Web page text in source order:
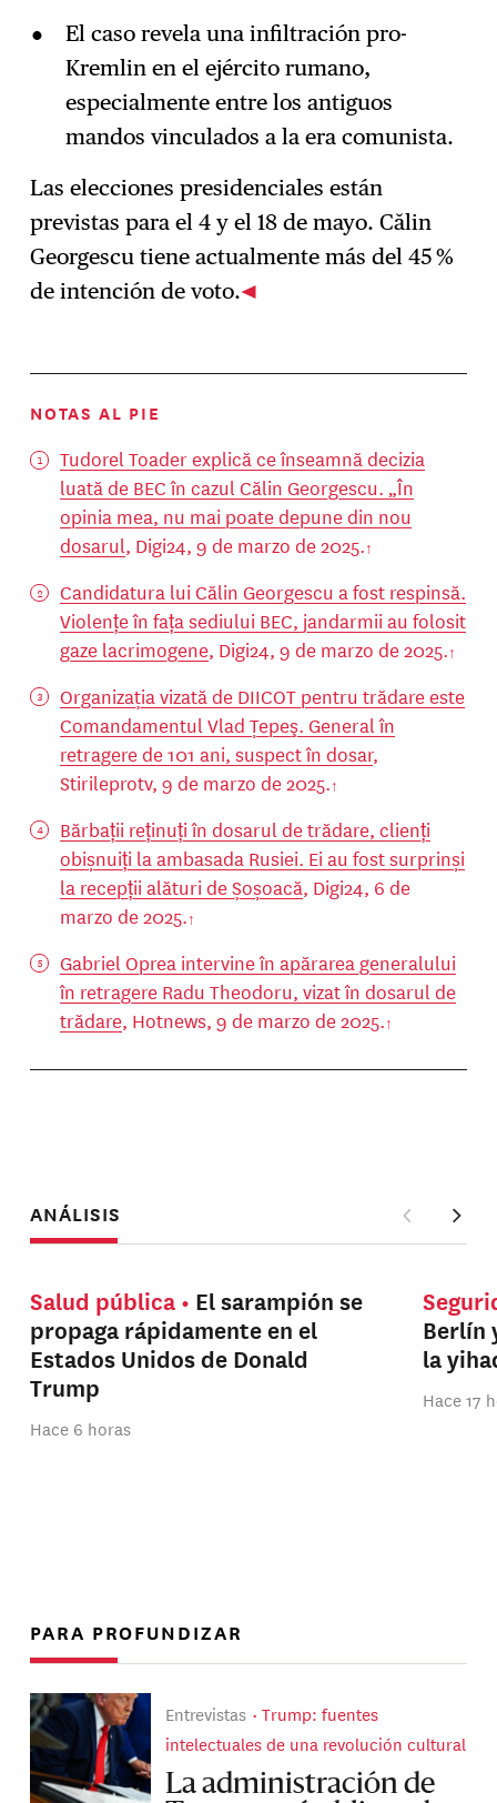
El caso revela una infiltración pro-
Kremlin en el ejército rumano,
especialmente entre los antiguos
mandos vinculados a la era comunista.
Las elecciones presidenciales están
previstas para el 4 y el 18 de mayo. Călin
Georgescu tiene actualmente más del 45 %
de intención de voto.
NOTAS AL PIE
Tudorel Toader explică ce înseamnă decizia
luată de BEC în cazul Călin Georgescu. „În
opinia mea, nu mai poate depune din nou
dosarul, Digi24, 9 de marzo de 2025.
Candidatura lui Călin Georgescu a fost respinsă.
Violențe în fața sediului BEC, jandarmii au folosit
gaze lacrimogene, Digi24, 9 de marzo de 2025.
Organizaţia vizată de DIICOT pentru trădare este
Comandamentul Vlad Ţepeş. General în
retragere de 101 ani, suspect în dosar,
Stirileprotv, 9 de marzo de 2025.
Bărbații reținuți în dosarul de trădare, clienți
obișnuiți la ambasada Rusiei. Ei au fost surprinși
la recepții alături de Șoșoacă, Digi24, 6 de
marzo de 2025.
Gabriel Oprea intervine în apărarea generalului
în retragere Radu Theodoru, vizat în dosarul de
trădare, Hotnews, 9 de marzo de 2025.
ANÁLISIS
Salud pública
El sarampión se
propaga rápidamente en el
Estados Unidos de Donald
Trump
Hace 6 horas
Berlín
la
Hace 17
PARA PROFUNDIZAR
Entrevistas
Trump: fuentes
intelectuales de una revolución cultural
La administración de